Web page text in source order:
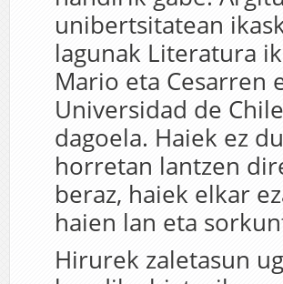
unibertsitatean
lagunak Literatura
Mario eta Cesarren
Universidad de
dagoela. Haiek ez
horretan lantzen
beraz, haiek elkar
haien lan eta
Hirurek zaletasun